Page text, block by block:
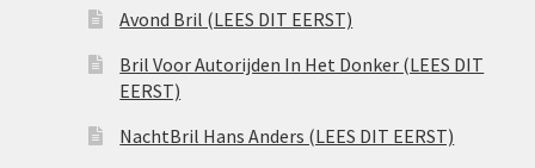
Avond Bril (LEES DIT EERST)
Bril Voor Autorijden In Het Donker (LEES DIT
EERST)
NachtBril Hans Anders (LEES DIT EERST)